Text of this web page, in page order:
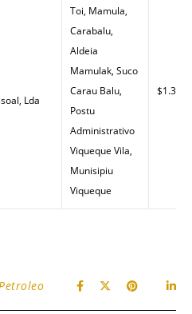
Lda
Toi, Mamula,
Carabalu,
Aldeia
Mamulak, Suco
Carau Balu,
Postu
Administrativo
Viqueque Vila,
Munisipiu
Viqueque
$1.33